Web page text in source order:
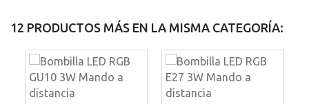
12 PRODUCTOS MÁS EN LA MISMA CATEGORÍA: